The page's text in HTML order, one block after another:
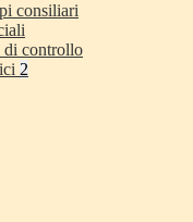
consiliari
di controllo
2